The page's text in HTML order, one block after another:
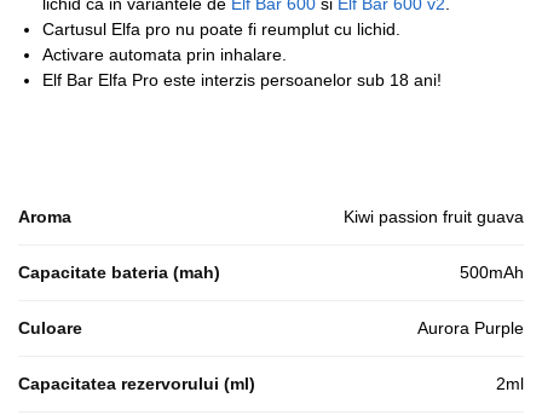
Cartusul Elfa pro nu poate fi reumplut cu lichid.
Activare automata prin inhalare.
Elf Bar Elfa Pro este interzis persoanelor sub 18 ani!
Aroma Kiwi passion fruit guava
Capacitate bateria (mah) 500mAh
Culoare Aurora Purple
Capacitatea rezervorului (ml) 2ml